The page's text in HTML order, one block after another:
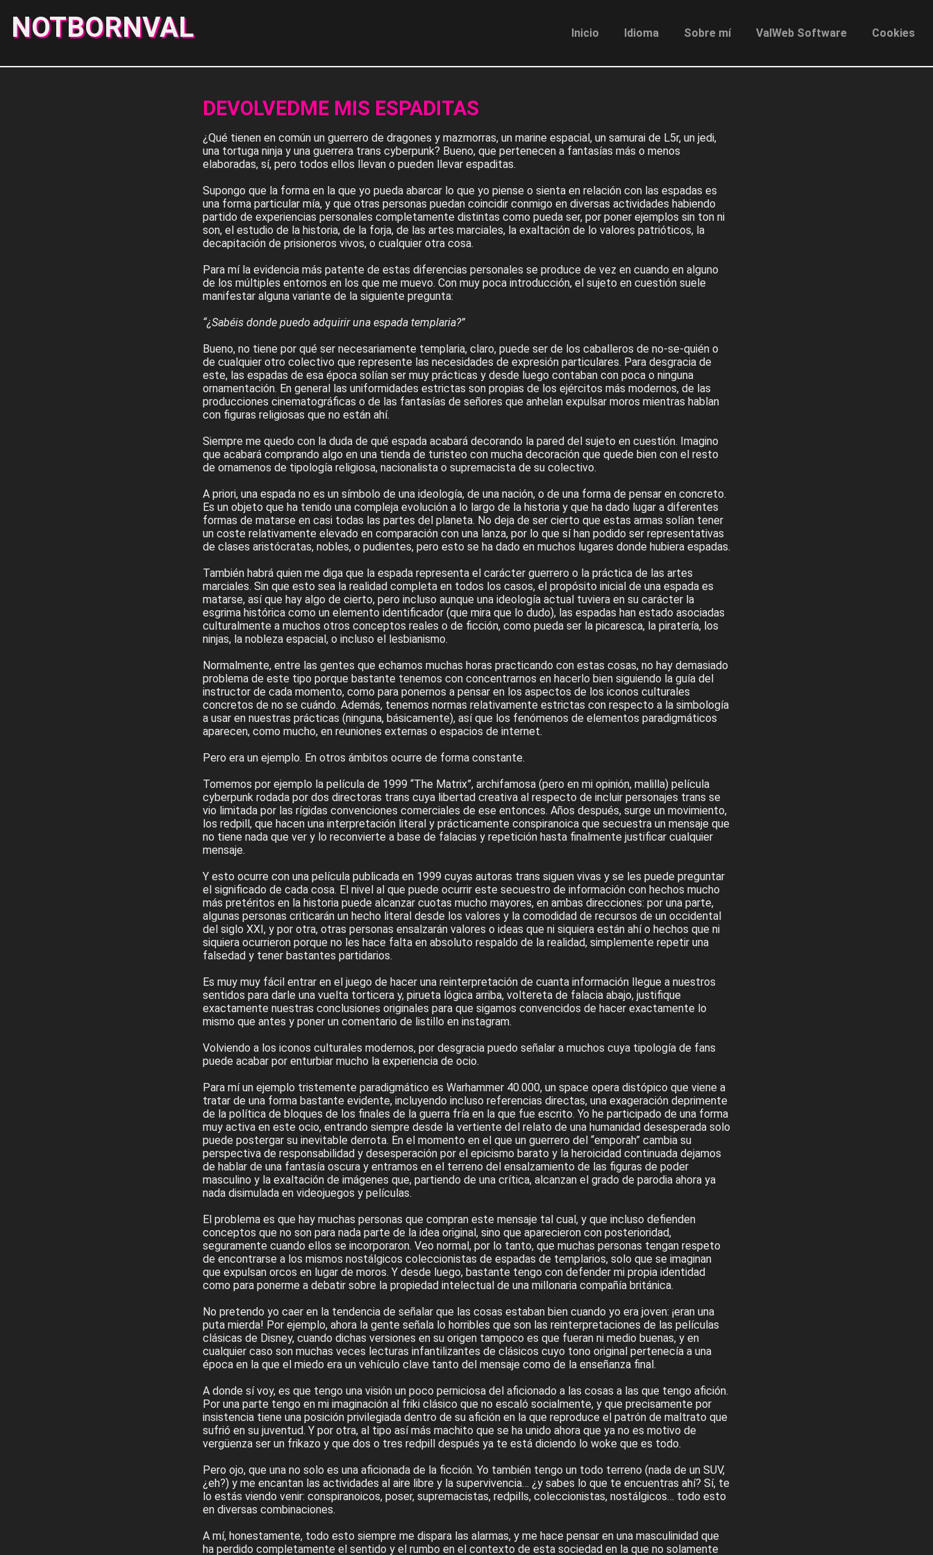
NOTBORNVAL Inicio Idioma Sobre mí ValWeb Software Cookies
DEVOLVEDME MIS ESPADITAS
¿Qué tienen en común un guerrero de dragones y mazmorras, un marine espacial, un samurai de L5r, un jedi,
una tortuga ninja y una guerrera trans cyberpunk? Bueno, que pertenecen a fantasías más o menos
elaboradas, sí, pero todos ellos llevan o pueden llevar espaditas.
Supongo que la forma en la que yo pueda abarcar lo que yo piense o sienta en relación con las espadas es
una forma particular mía, y que otras personas puedan coincidir conmigo en diversas actividades habiendo
partido de experiencias personales completamente distintas como pueda ser, por poner ejemplos sin ton ni
son, el estudio de la historia, de la forja, de las artes marciales, la exaltación de lo valores patrióticos, la
decapitación de prisioneros vivos, o cualquier otra cosa.
Para mí la evidencia más patente de estas diferencias personales se produce de vez en cuando en alguno
de los múltiples entornos en los que me muevo. Con muy poca introducción, el sujeto en cuestión suele
manifestar alguna variante de la siguiente pregunta:
“¿Sabéis donde puedo adquirir una espada templaria?”
Bueno, no tiene por qué ser necesariamente templaria, claro, puede ser de los caballeros de no-se-quién o
de cualquier otro colectivo que represente las necesidades de expresión particulares. Para desgracia de
este, las espadas de esa época solían ser muy prácticas y desde luego contaban con poca o ninguna
ornamentación. En general las uniformidades estrictas son propias de los ejércitos más modernos, de las
producciones cinematográficas o de las fantasías de señores que anhelan expulsar moros mientras hablan
con figuras religiosas que no están ahí.
Siempre me quedo con la duda de qué espada acabará decorando la pared del sujeto en cuestión. Imagino
que acabará comprando algo en una tienda de turisteo con mucha decoración que quede bien con el resto
de ornamenos de tipología religiosa, nacionalista o supremacista de su colectivo.
A priori, una espada no es un símbolo de una ideología, de una nación, o de una forma de pensar en concreto.
Es un objeto que ha tenido una compleja evolución a lo largo de la historia y que ha dado lugar a diferentes
formas de matarse en casi todas las partes del planeta. No deja de ser cierto que estas armas solían tener
un coste relativamente elevado en comparación con una lanza, por lo que sí han podido ser representativas
de clases aristócratas, nobles, o pudientes, pero esto se ha dado en muchos lugares donde hubiera espadas.
También habrá quien me diga que la espada representa el carácter guerrero o la práctica de las artes
marciales. Sin que esto sea la realidad completa en todos los casos, el propósito inicial de una espada es
matarse, así que hay algo de cierto, pero incluso aunque una ideología actual tuviera en su carácter la
esgrima histórica como un elemento identificador (que mira que lo dudo), las espadas han estado asociadas
culturalmente a muchos otros conceptos reales o de ficción, como pueda ser la picaresca, la piratería, los
ninjas, la nobleza espacial, o incluso el lesbianismo.
Normalmente, entre las gentes que echamos muchas horas practicando con estas cosas, no hay demasiado
problema de este tipo porque bastante tenemos con concentrarnos en hacerlo bien siguiendo la guía del
instructor de cada momento, como para ponernos a pensar en los aspectos de los iconos culturales
concretos de no se cuándo. Además, tenemos normas relativamente estrictas con respecto a la simbología
a usar en nuestras prácticas (ninguna, básicamente), así que los fenómenos de elementos paradigmáticos
aparecen, como mucho, en reuniones externas o espacios de internet.
Pero era un ejemplo. En otros ámbitos ocurre de forma constante.
Tomemos por ejemplo la película de 1999 “The Matrix”, archifamosa (pero en mi opinión, malilla) película
cyberpunk rodada por dos directoras trans cuya libertad creativa al respecto de incluir personajes trans se
vio limitada por las rígidas convenciones comerciales de ese entonces. Años después, surge un movimiento,
los redpill, que hacen una interpretación literal y prácticamente conspiranoica que secuestra un mensaje que
no tiene nada que ver y lo reconvierte a base de falacias y repetición hasta finalmente justificar cualquier
mensaje.
Y esto ocurre con una película publicada en 1999 cuyas autoras trans siguen vivas y se les puede preguntar
el significado de cada cosa. El nivel al que puede ocurrir este secuestro de información con hechos mucho
más pretéritos en la historia puede alcanzar cuotas mucho mayores, en ambas direcciones: por una parte,
algunas personas criticarán un hecho literal desde los valores y la comodidad de recursos de un occidental
del siglo XXI, y por otra, otras personas ensalzarán valores o ideas que ni siquiera están ahí o hechos que ni
siquiera ocurrieron porque no les hace falta en absoluto respaldo de la realidad, simplemente repetir una
falsedad y tener bastantes partidarios.
Es muy muy fácil entrar en el juego de hacer una reinterpretación de cuanta información llegue a nuestros
sentidos para darle una vuelta torticera y, pirueta lógica arriba, voltereta de falacia abajo, justifique
exactamente nuestras conclusiones originales para que sigamos convencidos de hacer exactamente lo
mismo que antes y poner un comentario de listillo en instagram.
Volviendo a los iconos culturales modernos, por desgracia puedo señalar a muchos cuya tipología de fans
puede acabar por enturbiar mucho la experiencia de ocio.
Para mí un ejemplo tristemente paradigmático es Warhammer 40.000, un space opera distópico que viene a
tratar de una forma bastante evidente, incluyendo incluso referencias directas, una exageración deprimente
de la política de bloques de los finales de la guerra fría en la que fue escrito. Yo he participado de una forma
muy activa en este ocio, entrando siempre desde la vertiente del relato de una humanidad desesperada solo
puede postergar su inevitable derrota. En el momento en el que un guerrero del “emporah” cambia su
perspectiva de responsabilidad y desesperación por el epicismo barato y la heroicidad continuada dejamos
de hablar de una fantasía oscura y entramos en el terreno del ensalzamiento de las figuras de poder
masculino y la exaltación de imágenes que, partiendo de una crítica, alcanzan el grado de parodia ahora ya
nada disimulada en videojuegos y películas.
El problema es que hay muchas personas que compran este mensaje tal cual, y que incluso defienden
conceptos que no son para nada parte de la idea original, sino que aparecieron con posterioridad,
seguramente cuando ellos se incorporaron. Veo normal, por lo tanto, que muchas personas tengan respeto
de encontrarse a los mismos nostálgicos coleccionistas de espadas de templarios, solo que se imaginan
que expulsan orcos en lugar de moros. Y desde luego, bastante tengo con defender mi propia identidad
como para ponerme a debatir sobre la propiedad intelectual de una millonaria compañía británica.
No pretendo yo caer en la tendencia de señalar que las cosas estaban bien cuando yo era joven: ¡eran una
puta mierda! Por ejemplo, ahora la gente señala lo horribles que son las reinterpretaciones de las películas
clásicas de Disney, cuando dichas versiones en su origen tampoco es que fueran ni medio buenas, y en
cualquier caso son muchas veces lecturas infantilizantes de clásicos cuyo tono original pertenecía a una
época en la que el miedo era un vehículo clave tanto del mensaje como de la enseñanza final.
A donde sí voy, es que tengo una visión un poco perniciosa del aficionado a las cosas a las que tengo afición.
Por una parte tengo en mi imaginación al friki clásico que no escaló socialmente, y que precisamente por
insistencia tiene una posición privilegiada dentro de su afición en la que reproduce el patrón de maltrato que
sufrió en su juventud. Y por otra, al tipo así más machito que se ha unido ahora que ya no es motivo de
vergüenza ser un frikazo y que dos o tres redpill después ya te está diciendo lo woke que es todo.
Pero ojo, que una no solo es una aficionada de la ficción. Yo también tengo un todo terreno (nada de un SUV,
¿eh?) y me encantan las actividades al aire libre y la supervivencia… ¿y sabes lo que te encuentras ahí? Sí, te
lo estás viendo venir: conspiranoicos, poser, supremacistas, redpills, coleccionistas, nostálgicos… todo esto
en diversas combinaciones.
A mí, honestamente, todo esto siempre me dispara las alarmas, y me hace pensar en una masculinidad que
ha perdido completamente el sentido y el rumbo en el contexto de esta sociedad en la que no solamente